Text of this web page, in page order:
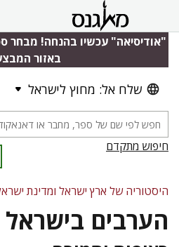
"אודיסיאה" עכשיו בהנחה! מבחר
באזור
שלח אל: מחוץ לישראל
חיפוש מתקדם
היסטוריה של ארץ ישראל ומדינת
הערבים בישראל